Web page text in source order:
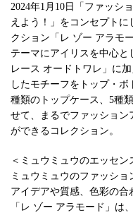
2024年1月10日「ファッシ
えよう！」をコンセプト
クション「レ ゾー アラモ
テーマにアイリスを中心
レース オードトワレ」に
したモチーフをトップ・
種類のトップケース、5種
せて、まるでファッショ
ができるコレクション。
＜ミュウミュウのエッセン
ミュウミュウのファッシ
アイデアや質感、色彩の合
「レ ゾー アラモード」は